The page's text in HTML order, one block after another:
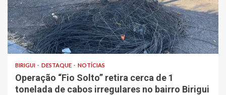
BIRIGUI DESTAQUE NOTÍCIAS
Operação “Fio Solto” retira cerca de 1
tonelada de cabos irregulares no bairro Birigui